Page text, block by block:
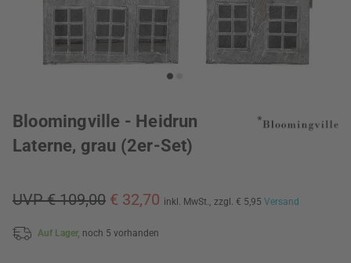
Bloomingville - Heidrun
Laterne, grau (2er-Set)
UVP € 109,00 € 32,70 inkl. MwSt., zzgl. € 5,95 Versand
Auf Lager, noch 5 vorhanden